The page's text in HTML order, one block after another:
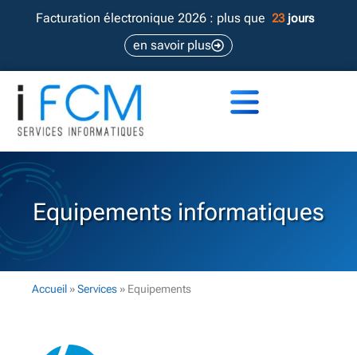
Facturation électronique 2026 : plus que 23 jours
en savoir plus
Equipements informatiques
Accueil »Services » Equipements